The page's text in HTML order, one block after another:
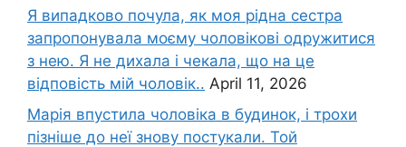
Я випадково почула, як моя рідна сестра
запропонувала моєму чоловікові одружитися
з нею. Я не дихала і чекала, що на це
відповість мій чоловік.. April 11, 2026
Марія впустила чоловіка в будинок, і трохи
пізніше до неї знову постукали. Той